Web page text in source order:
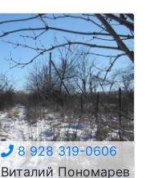
8 928 319-0606
Виталий Пономарев